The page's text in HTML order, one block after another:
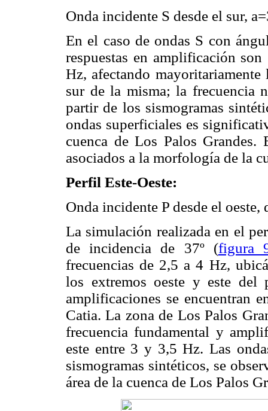
Onda incidente S desde el sur,
En el caso de ondas S con
respuestas en amplificación
Hz, afectando
sur de la misma; la frecuencia
partir de los sismogramas
ondas superficiales es
cuenca de Los Palos
asociados a la morfología de la
Perfil Este-Oeste:
Onda incidente P desde el oeste,
La simulación realizada en el
de incidencia de 37º (figura
frecuencias de 2,5 a 4 Hz,
los extremos oeste y este del
amplificaciones se encuentran
Catia. La zona de Los Palos
frecuencia fundamental y
este entre 3 y 3,5 Hz. Las
sismogramas sintéticos, se
área de la cuenca de Los Palos